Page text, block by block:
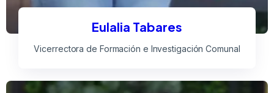
Eulalia Tabares
Vicerrectora de Formación e Investigación Comunal